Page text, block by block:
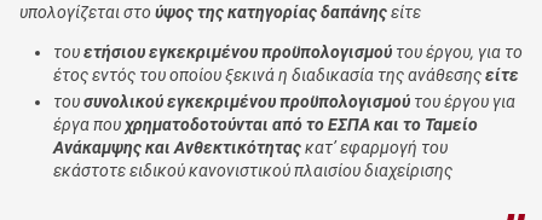
υπολογίζεται στο ύψος της κατηγορίας δαπάνηςείτε
τουετήσιου εγκεκριμένου προϋπολογισμού του έργου, για το
έτος εντός του οποίου ξεκινά η διαδικασία της ανάθεσηςείτε
τουσυνολικού εγκεκριμένου προϋπολογισμού του έργου για
έργα που χρηματοδοτούνται από το ΕΣΠΑ και το Ταμείο
Ανάκαμψης και Ανθεκτικότηταςκατ’ εφαρμογή του
εκάστοτε ειδικού κανονιστικού πλαισίου διαχείρισης